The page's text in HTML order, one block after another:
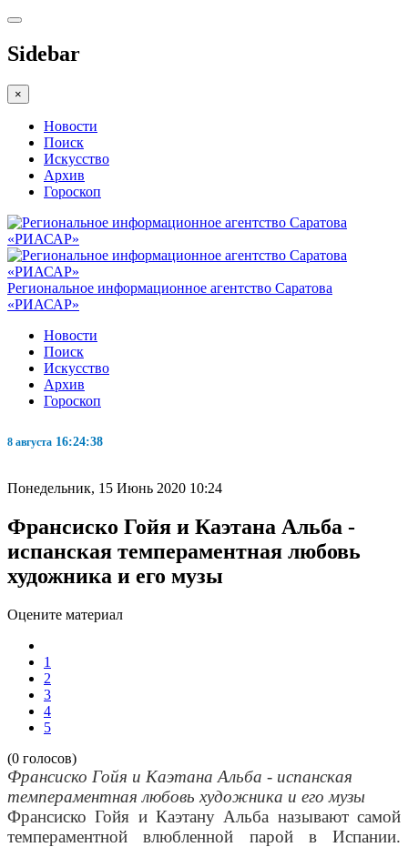
Sidebar
×
Новости
Поиск
Искусство
Архив
Гороскоп
Региональное информационное агентство Саратова
«РИАСАР»
Новости
Поиск
Искусство
Архив
Гороскоп
8 августа 16:24:38
Понедельник, 15 Июнь 2020 10:24
Франсиско Гойя и Каэтана Альба -
испанская темпераментная любовь
художника и его музы
Оцените материал
1
2
3
4
5
(0 голосов)
Франсиско Гойя и Каэтана Альба - испанская
темпераментная любовь художника и его музы
Франсиско Гойя и Каэтану Альба называют самой
темпераментной влюбленной парой в Испании.